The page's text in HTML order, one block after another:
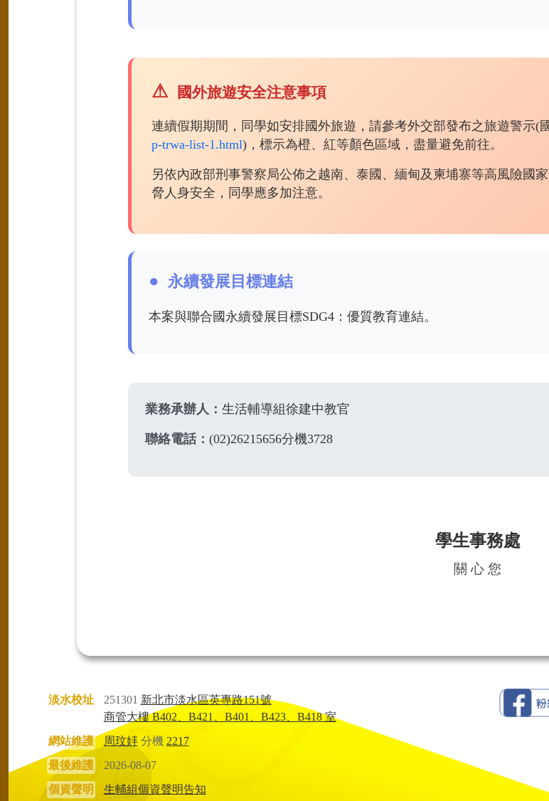
國外旅遊安全注意事項
連續假期期間，同學如安排國外旅遊，請參考外交部發布之旅遊警示(
p-trwa-list-1.html)，標示為橙、紅等顏色區域，盡量避免前往。
另依內政部刑事警察局公佈之越南、泰國、緬甸及柬埔寨等高風險國
脅人身安全，同學應多加注意。
永續發展目標連結
本案與聯合國永續發展目標SDG4：優質教育連結。
業務承辦人： 生活輔導組徐建中教官
聯絡電話： (02)26215656分機3728
學生事務處
關 心 您
淡水校址 251301 新北市淡水區英專路151號
商管大樓 B402、B421、B401、B423、B418 室
網站維護
周玟妦分機 2217
最後維護
2026-08-07
個資聲明
生輔組個資聲明告知